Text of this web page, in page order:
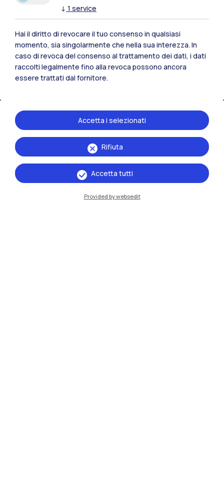
IT EN
Sedi
Milano Leonardo
↓ 1 service
Hai il diritto di revocare il tuo consenso in qualsiasi
momento, sia singolarmente che nella sua interezza. In
caso di revoca del consenso al trattamento dei dati, i dati
raccolti legalmente fino alla revoca possono ancora
essere trattati dal fornitore.
Rifiuta
Accetta i selezionati
Accetta tutti
Provided by websedit